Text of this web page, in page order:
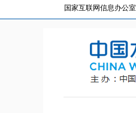
国家互联网信息办公